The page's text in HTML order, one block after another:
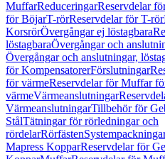
MuffarReduceringarReservdelar
för BöjarT-rörReservdelar för T-rör
KorsrörÖvergångar ej löstagbara
löstagbaraÖvergångar och
Övergångar och anslutningar,
för KompensatorerFörslutningar
för värmeReservdelar för Muffar
värmeVärmeanslutningar
VärmeanslutningarTillbehör för
StålTätningar för rörledningar och
rördelarRörfästen
Mapress KopparReservdelar för